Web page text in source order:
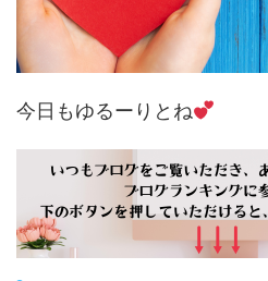
今日もゆるーりとね